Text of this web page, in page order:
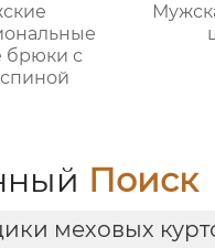
с
Поиск
меховых